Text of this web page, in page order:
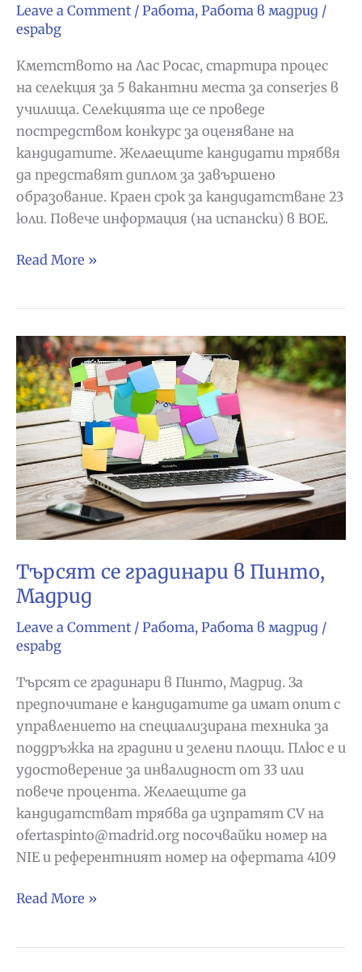
Leave a Comment / Работа, Работа в мадрид /
espabg
Кметството на Лас Росас, стартира процес
на селекция за 5 вакантни места за conserjes в
училища. Селекцията ще се проведе
постредством конкурс за оценяване на
кандидатите. Желаещите кандидати трябвя
да представят диплом за завършено
образование. Краен срок за кандидатстване 23
юли. Повече информация (на испански) в BOE.
Търсят
Лас
Росас,
Мадрид
Read More »
Търсят се градинари в Пинто,
Мадрид
Leave a Comment / Работа, Работа в мадрид /
espabg
Търсят се градинари в Пинто, Мадрид. За
предпочитане е кандидатите да имат опит с
управлението на специализирана техника за
поддръжка на градини и зелени площи. Плюс е и
удостоверение за инвалидност от 33 или
повече процента. Желаещите да
кандидатстват трябва да изпратят CV на
ofertaspinto@madrid.org посочвайки номер на
NIE и референтният номер на офертата 4109
Търсят
Read More »